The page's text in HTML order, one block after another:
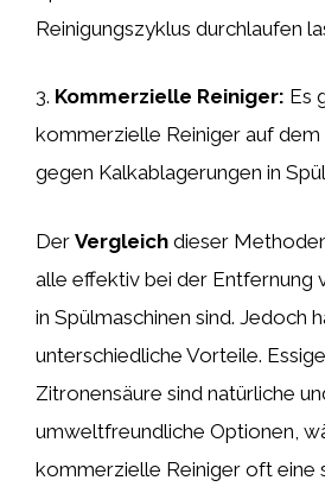
Reinigungszyklus durchlaufen
3. Kommerzielle Reiniger: Es
kommerzielle Reiniger auf
gegen Kalkablagerungen in
Der Vergleich dieser
alle effektiv bei der Entfernung
in Spülmaschinen sind. Jedoch
unterschiedliche Vorteile.
Zitronensäure sind natürliche
umweltfreundliche Optionen,
kommerzielle Reiniger oft eine